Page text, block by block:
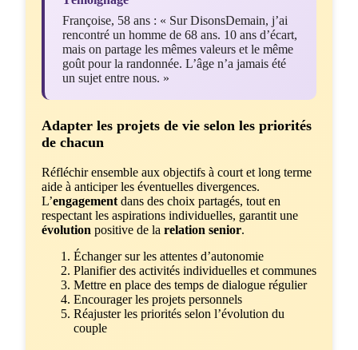
Françoise, 58 ans : « Sur DisonsDemain, j’ai
rencontré un homme de 68 ans. 10 ans d’écart,
mais on partage les mêmes valeurs et le même
goût pour la randonnée. L’âge n’a jamais été
un sujet entre nous. »
Adapter les projets de vie selon les priorités
de chacun
Réfléchir ensemble aux objectifs à court et long terme
aide à anticiper les éventuelles divergences.
L’engagement dans des choix partagés, tout en
respectant les aspirations individuelles, garantit une
évolution positive de la relation senior.
Échanger sur les attentes d’autonomie
Planifier des activités individuelles et communes
Mettre en place des temps de dialogue régulier
Encourager les projets personnels
Réajuster les priorités selon l’évolution du
couple